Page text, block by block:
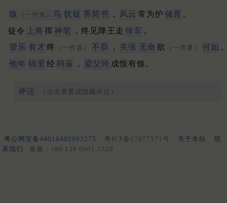
猿 （一作鱼） 鸟 犹疑 畏简书 ， 风云 常为护 储胥 。
徒令
上将 挥 神笔 ，终见降王走 传车 。
管 乐 有才 终 （一作真） 不忝 ， 关张 无命 欲 （一作复） 何如
他年 锦里 经祠庙 ， 梁父吟 成恨有馀。
评注 （点击查看或隐藏评注）
粤公网安备44010402003275 粤ICP备17077571号 关于本站
联
系我们
客服：+86 136 0901 3320